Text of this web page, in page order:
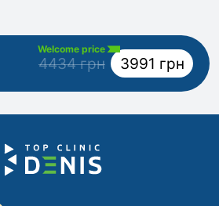
Welcome price
4434 грн 3991 грн